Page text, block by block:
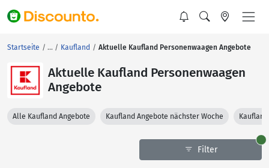
Startseite Kaufland Aktuelle Kaufland Personenwaagen Angebote
Aktuelle Kaufland Personenwaagen
Angebote
Alle Kaufland Angebote Kaufland Angebote nächster Woche
Filter